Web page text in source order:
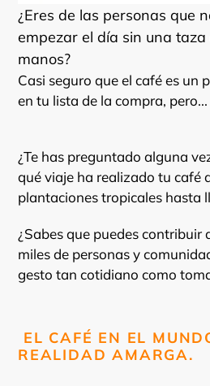
¿Eres de las personas que
empezar el día sin una
manos?
Casi seguro que el café es un
en tu lista de la compra, pero...
¿Te has preguntado alguna
qué viaje ha realizado tu café
plantaciones tropicales hasta
¿Sabes que puedes contribuir
miles de personas y
gesto tan cotidiano como
EL CAFÉ EN EL
REALIDAD AMARGA.